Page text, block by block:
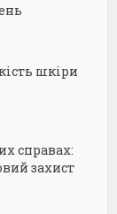
шкіри
справах:
захист